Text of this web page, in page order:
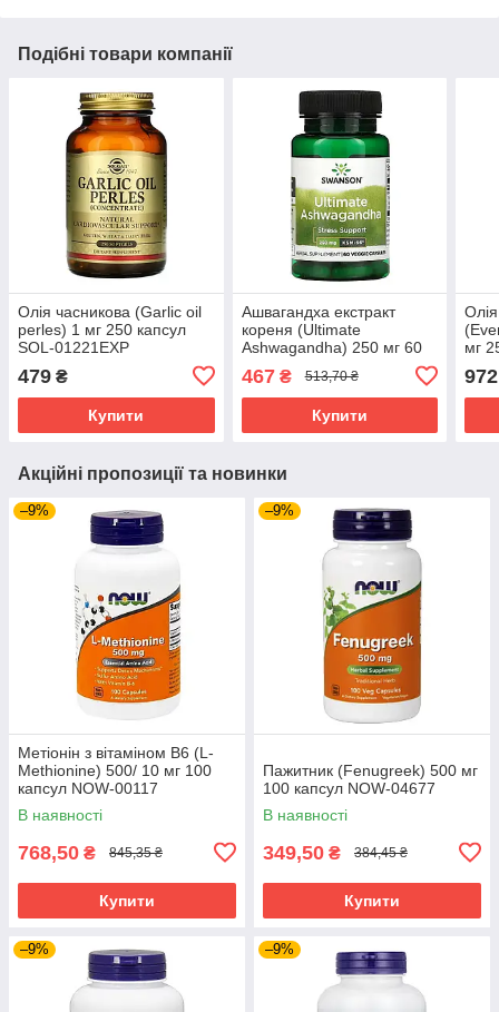
Подібні товари компанії
Олія часникова (Garlic oil
perles) 1 мг 250 капсул
SOL-01221EXP
479 ₴
Купити
Ашвагандха екстракт
кореня (Ultimate
Ashwagandha) 250 мг 60
467₴ 513,70 ₴
Купити
мг
972
Акційні пропозиції та новинки
–9%
Метіонін з вітаміном В6 (L-
Methionine) 500/ 10 мг 100
капсул NOW-00117
В наявності
768,50 ₴ 845,35 ₴
Купити
–9%
Пажитник (Fenugreek) 500 мг
100 капсул NOW-04677
В наявності
349,50 ₴ 384,45 ₴
Купити
–9% –9%